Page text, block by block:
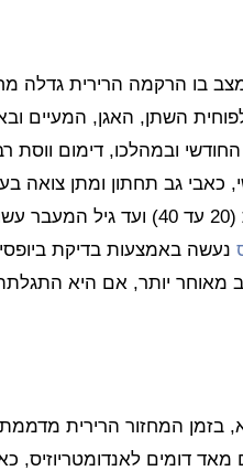
בו הרקמה הרירית גדלה
השתן, האגן, המעיים
ובמהלכו, דימום ווסת
כאבי גב תחתון ומתן צואה
החודשי, הפרעות עיכול, כאבים באזור האגן. כל אשה, מגיל
נעשה באמצעות בדיקת
מאוחר יותר, אם היא
בזמן המחזור הרירית
דומים לאנדומטריוזיס,